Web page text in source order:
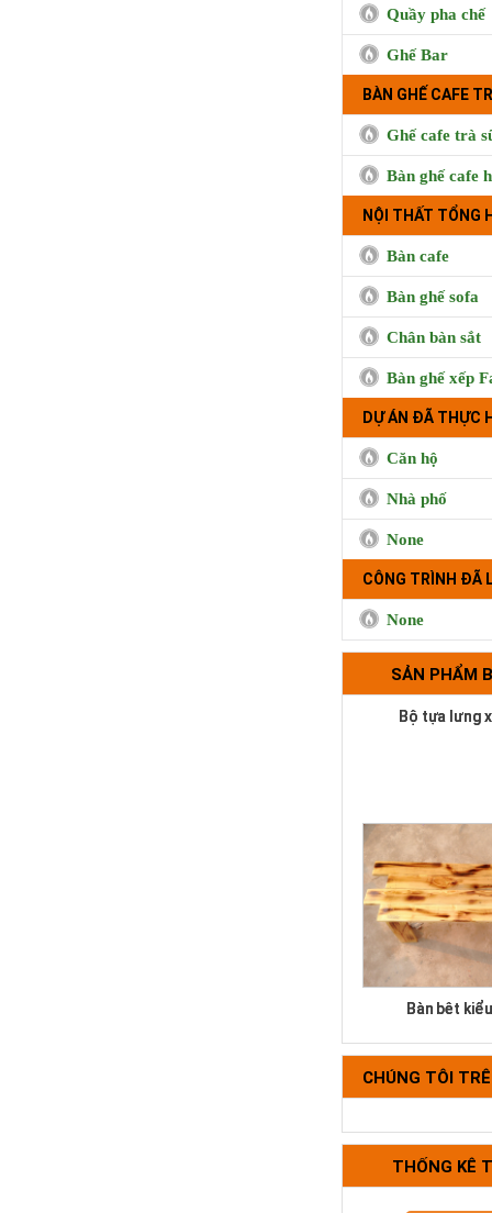
Quầy pha chế
Ghế Bar
BÀN GHẾ CAFE
Ghế cafe trà
Bàn ghế cafe
NỘI THẤT TỔNG
Bàn cafe
Bàn ghế sofa
Chân bàn sắt
Bàn ghế xếp
DỰ ÁN ĐÃ THỰC
Căn hộ
Nhà phố
None
CÔNG TRÌNH ĐÃ
None
SẢN PHẨM
Hưng,
Trà sữa
Phụng,
Bộ tựa lưng
Bàn bệt
CHÚNG TÔI
THỐNG KÊ